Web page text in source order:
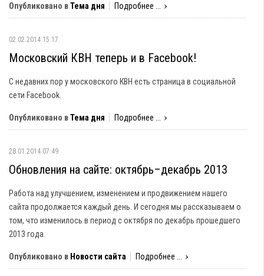
Опубликовано вТема дня Подробнее ...
02.02.2014 15:17
Московский КВН теперь и в Facebook!
С недавних пор у московского КВН есть страница в социальной
сети Facebook.
Опубликовано вТема дня Подробнее ...
28.01.2014 07:49
Обновления на сайте: октябрь–декабрь 2013
Работа над улучшением, изменением и продвижением нашего
сайта продолжается каждый день. И сегодня мы рассказываем о
том, что изменилось в период с октября по декабрь прошедшего
2013 года.
Опубликовано в Новости сайта Подробнее ...